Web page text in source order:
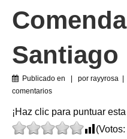
Santiago
Publicado en por rayyrosa
comentarios
¡Haz clic para puntuar
(Votos: